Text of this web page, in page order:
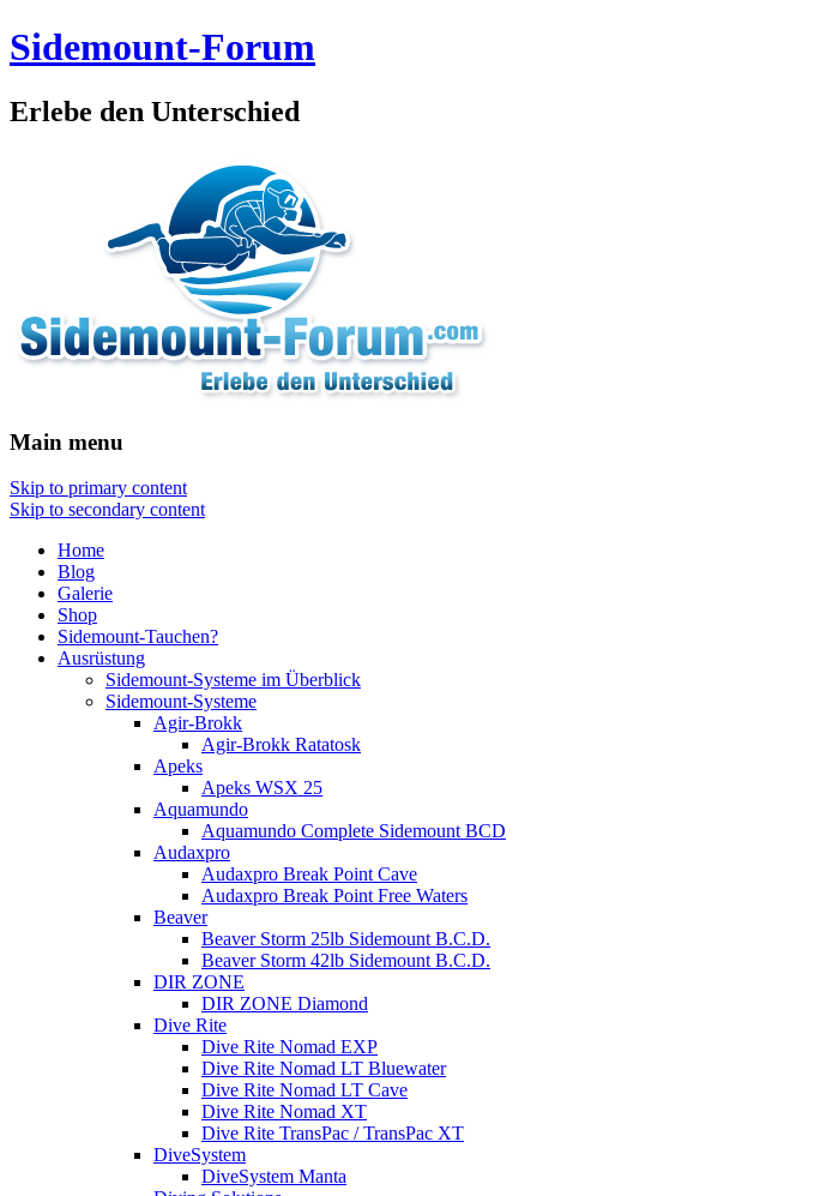
Sidemount-Forum
Erlebe den Unterschied
Main menu
Skip to primary content
Skip to secondary content
Home
Blog
Galerie
Shop
Sidemount-Tauchen?
Ausrüstung
Sidemount-Systeme im Überblick
Sidemount-Systeme
Agir-Brokk
Agir-Brokk Ratatosk
Apeks
Apeks WSX 25
Aquamundo
Aquamundo Complete Sidemount BCD
Audaxpro
Audaxpro Break Point Cave
Audaxpro Break Point Free Waters
Beaver
Beaver Storm 25lb Sidemount B.C.D.
Beaver Storm 42lb Sidemount B.C.D.
DIR ZONE
DIR ZONE Diamond
Dive Rite
Dive Rite Nomad EXP
Dive Rite Nomad LT Bluewater
Dive Rite Nomad LT Cave
Dive Rite Nomad XT
Dive Rite TransPac / TransPac XT
DiveSystem
DiveSystem Manta